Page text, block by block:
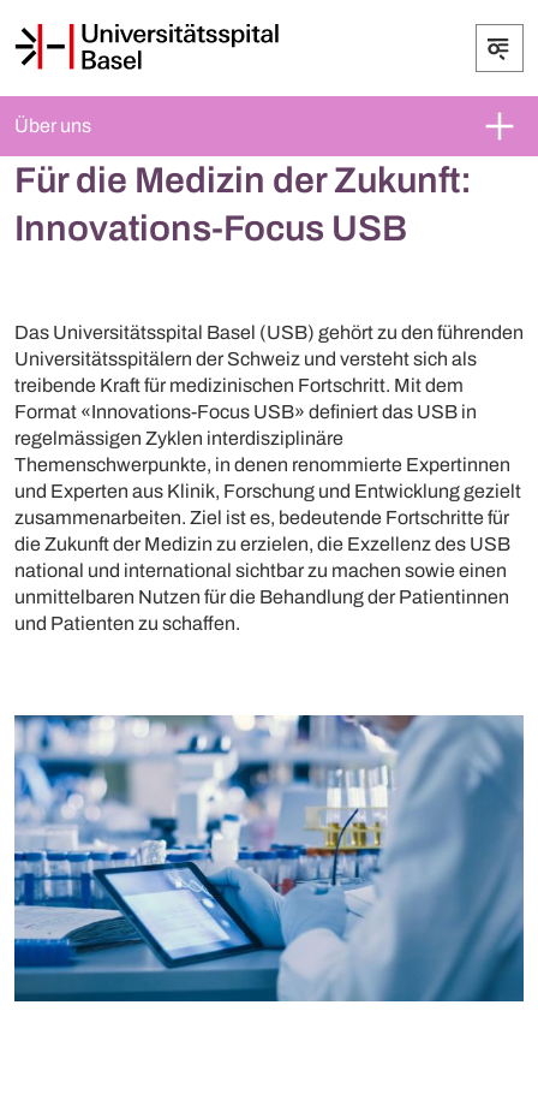
Über uns
Für die Medizin der Zukunft:
Innovations-Focus USB
Das Universitätsspital Basel (USB) gehört zu den führenden
Universitätsspitälern der Schweiz und versteht sich als
treibende Kraft für medizinischen Fortschritt. Mit dem
Format «Innovations-Focus USB» definiert das USB in
regelmässigen Zyklen interdisziplinäre
Themenschwerpunkte, in denen renommierte Expertinnen
und Experten aus Klinik, Forschung und Entwicklung gezielt
zusammenarbeiten. Ziel ist es, bedeutende Fortschritte für
die Zukunft der Medizin zu erzielen, die Exzellenz des USB
national und international sichtbar zu machen sowie einen
unmittelbaren Nutzen für die Behandlung der Patientinnen
und Patienten zu schaffen.